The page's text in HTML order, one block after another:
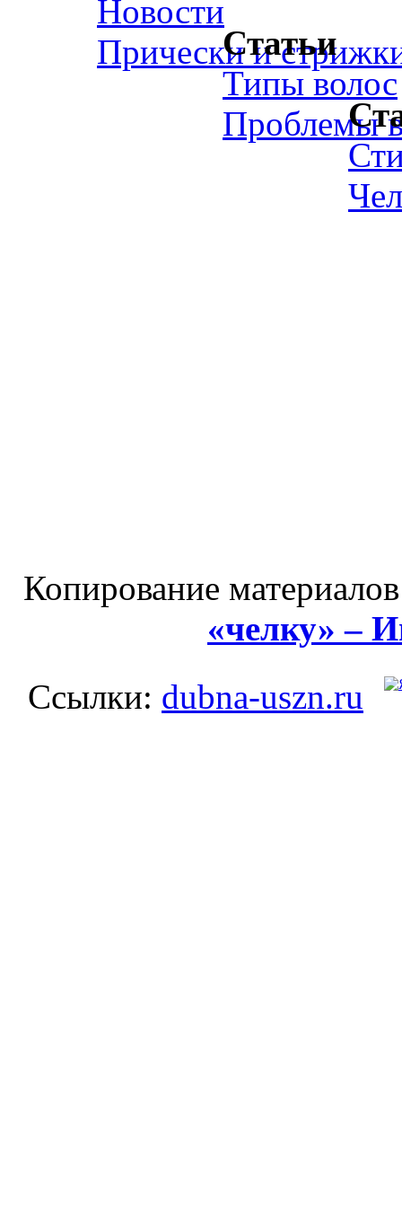
Новости
Прически иСтатьи
Типы волос
Проблемы
Копирование
«челку» –
Ссылки: dubna-uszn.ru